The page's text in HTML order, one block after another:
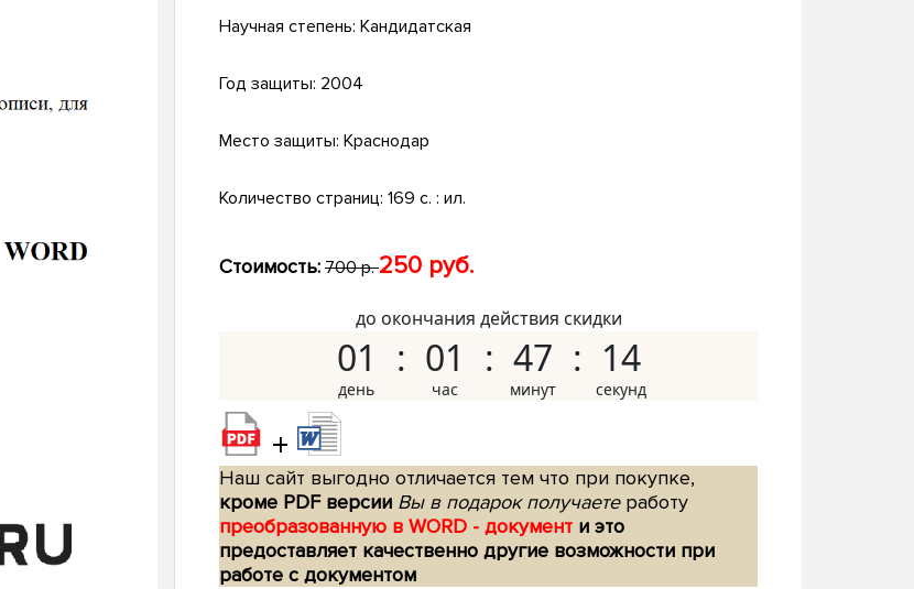
Научная степень: Кандидатская
Год защиты: 2004
Место защиты: Краснодар
Количество страниц: 169 с. : ил.
Стоимость: 700 р.250 руб.
до окончания действия скидки
01 01 47 13
+
Наш сайт выгодно отличается тем что при покупке,
кроме PDF версии Вы в подарок получаетеработу
преобразованную в WORD - документ и это
предоставляет качественно другие возможности при
работе с документом